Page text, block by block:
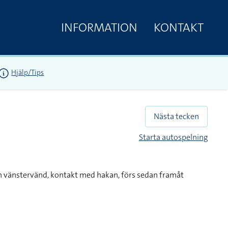
INFORMATION KONTAKT
Hjälp/Tips
Nästa tecken
Starta autospelning
kontakt med hakan, förs sedan framåt